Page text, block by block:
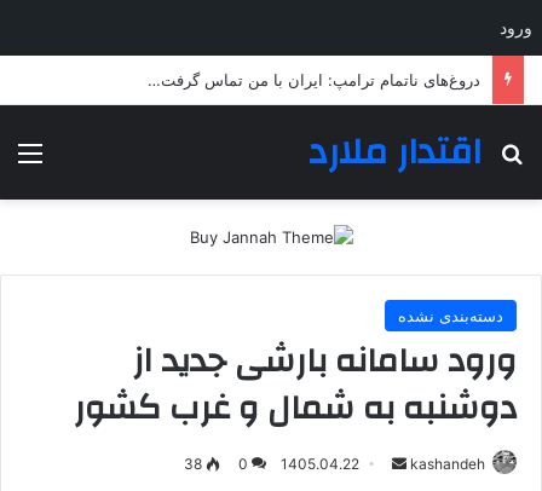
ورود
دروغ‌های ناتمام ترامپ: ایران با من تماس گرفت…
اقتدار ملارد
جستجو برای
دسته‌بندی نشده
ورود سامانه بارشی جدید از
دوشنبه به شمال و غرب کشور
kashandeh
ارسال1405.04.22
0
38